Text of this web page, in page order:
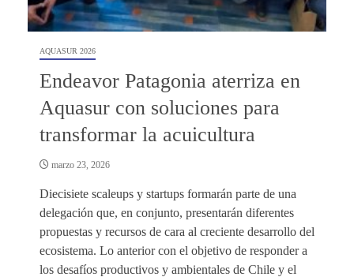
AQUASUR 2026
Endeavor Patagonia aterriza en
Aquasur con soluciones para
transformar la acuicultura
marzo 23, 2026
Diecisiete scaleups y startups formarán parte de una
delegación que, en conjunto, presentarán diferentes
propuestas y recursos de cara al creciente desarrollo del
ecosistema. Lo anterior con el objetivo de responder a
los desafíos productivos y ambientales de Chile y el